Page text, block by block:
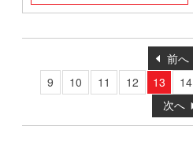
前へ
9
10 11 12 13 14
次へ